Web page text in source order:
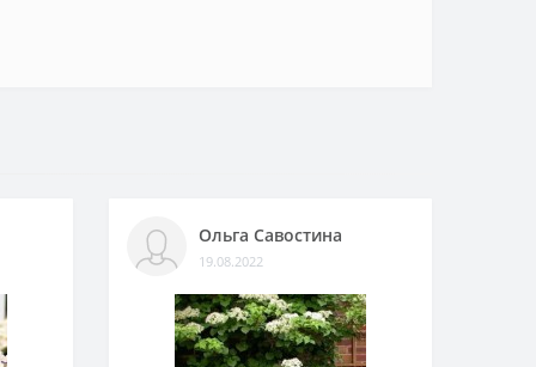
Ольга Савостина
19.08.2022